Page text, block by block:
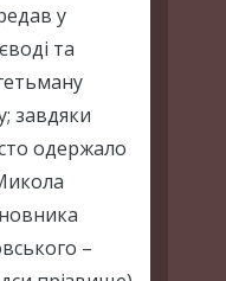
у
та
завдяки
одержало
–